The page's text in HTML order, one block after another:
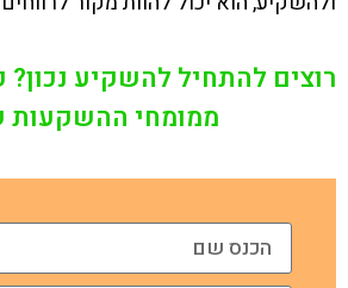
רוצים להתחיל להשקיע נכון?
ממומחי ההשקעות